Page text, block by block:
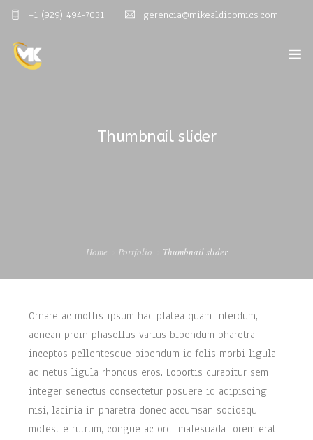
+1 (929) 494-7031 gerencia@mikealdicomics.com
Thumbnail slider
Home Portfolio Thumbnail slider
Ornare ac mollis ipsum hac platea quam interdum,
aenean proin phasellus varius bibendum pharetra,
inceptos pellentesque bibendum id felis morbi ligula
ad netus ligula rhoncus eros. Lobortis curabitur sem
integer senectus consectetur posuere id adipiscing
nisi, lacinia in pharetra donec accumsan sociosqu
molestie rutrum, congue ac orci malesuada lorem erat